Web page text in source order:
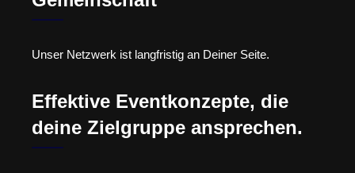
Unser Netzwerk ist langfristig an Deiner Seite.
Effektive Eventkonzepte, die
deine Zielgruppe ansprechen.